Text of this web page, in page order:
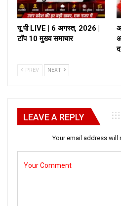
यू पी LIVE | 6 अगस्त, 2026 |
टॉप 10 मुख्य समाचार
PREV NEXT
LEAVE A REPLY
Your email address will